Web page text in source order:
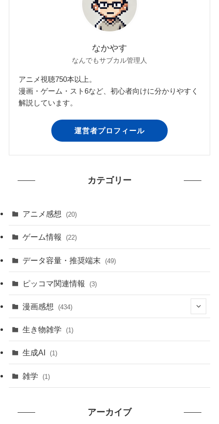
なかやす
なんでもサブカル管理人
アニメ視聴750本以上。
漫画・ゲーム・スト6など、初心者向けに分かりやすく
解説しています。
運営者プロフィール
カテゴリー
アニメ感想 (20)
ゲーム情報 (22)
データ容量・推奨端末 (49)
ピッコマ関連情報 (3)
漫画感想 (434)
(20)
(7)
生き物雑学 (1)
生成AI (1)
雑学 (1)
アーカイブ